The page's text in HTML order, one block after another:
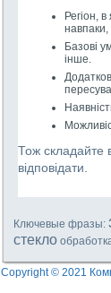
Регіон,
Базові
інше.
Тож складайте
відповідати.
Ключевые фразы:
стекло
Copyright © 2021